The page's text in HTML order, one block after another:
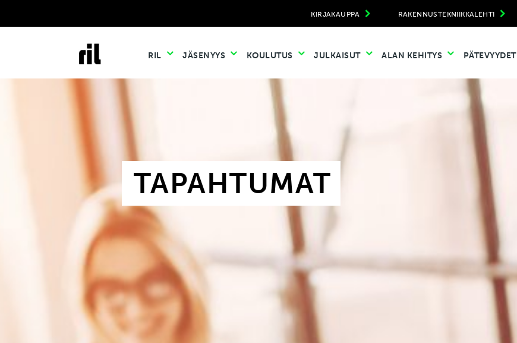
RAKENNUSTEKNIIKKALEHTI
KIRJAKAUPPA
RIL JÄSENYYS KOULUTUS JULKAISUT ALAN KEHITYS PÄTEVYYDET
TAPAHTUMAT